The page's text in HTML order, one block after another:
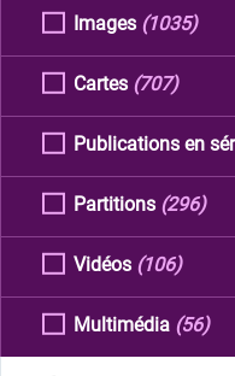
Images (1035)
Cartes (707)
Publications en
Partitions (296)
Vidéos (106)
Multimédia (56)